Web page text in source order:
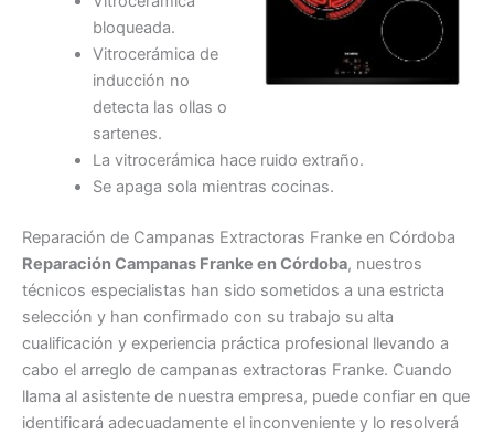
bloqueada.
Vitrocerámica de
inducción no
detecta las ollas o
sartenes.
La vitrocerámica hace ruido extraño.
Se apaga sola mientras cocinas.
Reparación de Campanas Extractoras Franke en Córdoba
Reparación Campanas Franke en Córdoba, nuestros
técnicos especialistas han sido sometidos a una estricta
selección y han confirmado con su trabajo su alta
cualificación y experiencia práctica profesional llevando a
cabo el arreglo de campanas extractoras Franke. Cuando
llama al asistente de nuestra empresa, puede confiar en que
identificará adecuadamente el inconveniente y lo resolverá